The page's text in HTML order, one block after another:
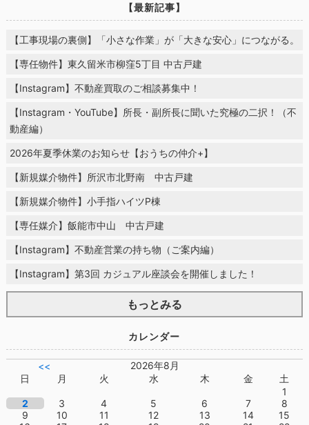
【最新記事】
【工事現場の裏側】「小さな作業」が「大きな安心」につながる。
【専任物件】東久留米市柳窪5丁目 中古戸建
【Instagram】不動産買取のご相談募集中！
【Instagram・YouTube】所長・副所長に聞いた究極の二択！（不
動産編）
2026年夏季休業のお知らせ【おうちの仲介+】
【新規媒介物件】所沢市北野南 中古戸建
【新規媒介物件】小手指ハイツP棟
【専任媒介】飯能市中山 中古戸建
【Instagram】不動産営業の持ち物（ご案内編）
【Instagram】第3回 カジュアル座談会を開催しました！
もっとみる
カレンダー
<<
2026年8月
日
月 火 水 木 金
土
1
2
3 4 5 6 7
8
9
10 11 12 13 14
15